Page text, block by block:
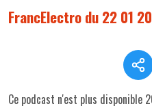
FrancElectro du 22 01
Ce podcast n'est plus disponible